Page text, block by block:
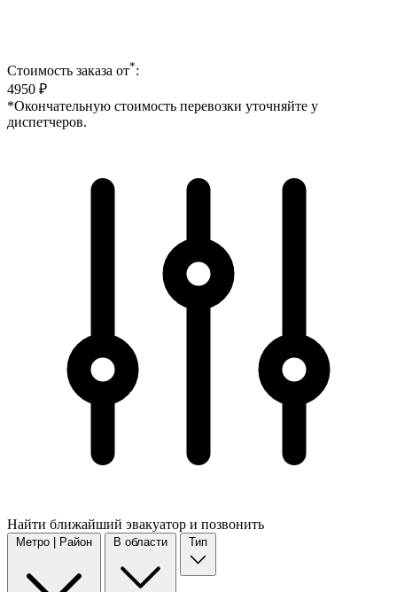
Стоимость заказа от*:
4950 ₽
*Окончательную стоимость перевозки уточняйте у
диспетчеров.
Найти ближайший эвакуатор и позвонить
Метро | Район В области Тип